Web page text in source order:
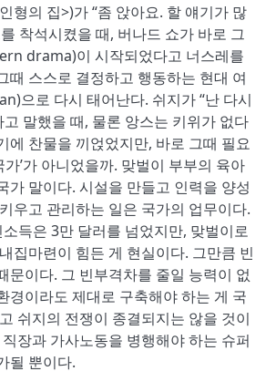
형의 집>)가 “좀 앉아요. 할 얘기가 많
착석시켰을 때, 버나드 쇼가 바로 그
drama)이 시작되었다고 너스레를
때 스스로 결정하고 행동하는 현대 여
으로 다시 태어난다. 쉬지가 “난 다시
고 말했을 때, 물론 앙스는 키위가 없다
에 찬물을 끼얹었지만, 바로 그때 필요
가’가 아니었을까. 맞벌이 부부의 육아
가 말이다. 시설을 만들고 인력을 양성
우고 관리하는 일은 국가의 업무이다.
득은 3만 달러를 넘었지만, 맞벌이로
집마련이 힘든 게 현실이다. 그만큼 빈
문이다. 그 빈부격차를 줄일 능력이 없
경이라도 제대로 구축해야 하는 게 국
쉬지의 전쟁이 종결되지는 않을 것이
장과 가사노동을 병행해야 하는 슈퍼
될 뿐이다.